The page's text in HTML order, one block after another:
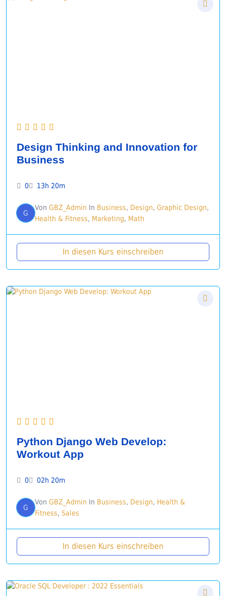
Design Thinking and Innovation for
Business
0 13h 20m
G
Von GBZ_Admin In Business, Design, Graphic Design,
Health & Fitness, Marketing, Math
In diesen Kurs einschreiben
Python Django Web Develop:
Workout App
0 02h 20m
G
Von GBZ_Admin In Business, Design, Health &
Fitness, Sales
In diesen Kurs einschreiben